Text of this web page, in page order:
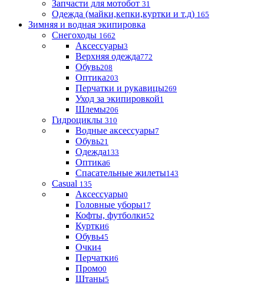
Запчасти для мотобот 31
Одежда (майки,кепки,куртки и т.д) 165
Зимняя и водная экипировка
Снегоходы 1662
Аксессуары3
Верхняя одежда772
Обувь208
Оптика203
Перчатки и рукавицы269
Уход за экипировкой1
Шлемы206
Гидроциклы 310
Водные аксессуары7
Обувь21
Одежда133
Оптика6
Спасательные жилеты143
Casual 135
Аксессуары0
Головные уборы17
Кофты, футболки52
Куртки6
Обувь45
Очки4
Перчатки6
Промо0
Штаны5